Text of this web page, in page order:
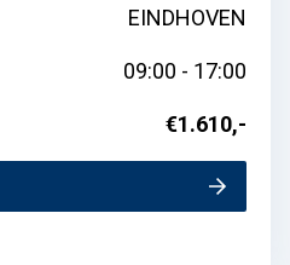
EINDHOVEN
09:00 - 17:00
€1.610,-